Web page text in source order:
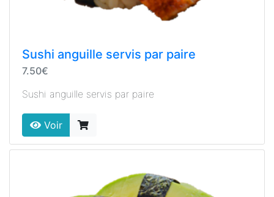
Sushi anguille servis par paire
7.50€
Sushi anguille servis par paire
Voir